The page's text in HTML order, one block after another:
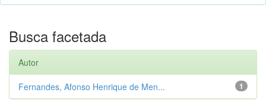
Busca facetada
Autor
1
Fernandes, Afonso Henrique de Men...